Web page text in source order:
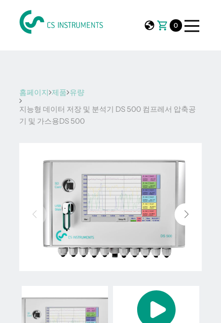
0
홈페이지 제품 유량
지능형 데이터 저장 및 분석기 DS 500 컴프레서 압축공
기 및 가스용DS 500